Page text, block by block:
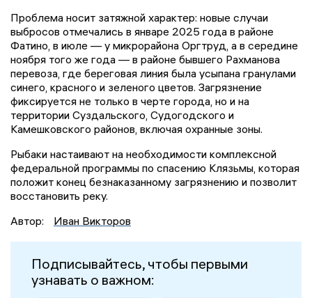
Проблема носит затяжной характер: новые случаи
выбросов отмечались в январе 2025 года в районе
Фатино, в июле — у микрорайона Оргтруд, а в середине
ноября того же года — в районе бывшего Рахманова
перевоза, где береговая линия была усыпана гранулами
синего, красного и зеленого цветов. Загрязнение
фиксируется не только в черте города, но и на
территории Суздальского, Судогодского и
Камешковского районов, включая охранные зоны.
Рыбаки настаивают на необходимости комплексной
федеральной программы по спасению Клязьмы, которая
положит конец безнаказанному загрязнению и позволит
восстановить реку.
Автор:
Иван Викторов
Подписывайтесь, чтобы первыми
узнавать о важном: